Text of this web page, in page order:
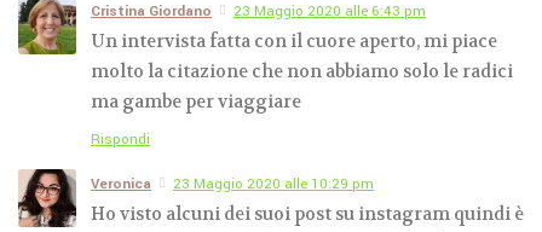
Cristina Giordano 23 Maggio 2020 alle 6:43 pm
Un intervista fatta con il cuore aperto, mi piace
molto la citazione che non abbiamo solo le radici
ma gambe per viaggiare
Rispondi
Veronica 23 Maggio 2020 alle 10:29 pm
Ho visto alcuni dei suoi post su instagram quindi è